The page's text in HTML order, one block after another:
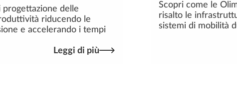
delle
riducendo le
e accelerando i tempi
Leggi di più
Scopri come le
risalto le
sistemi di mobilità